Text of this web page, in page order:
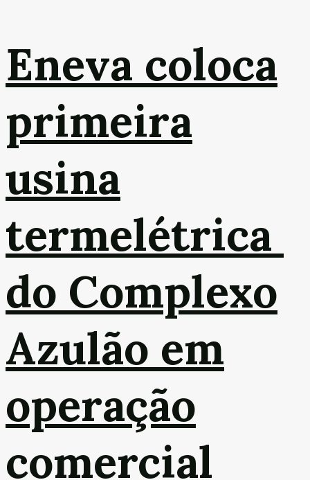
Eneva coloca
primeira
usina
termelétrica
do Complexo
Azulão em
operação
comercial